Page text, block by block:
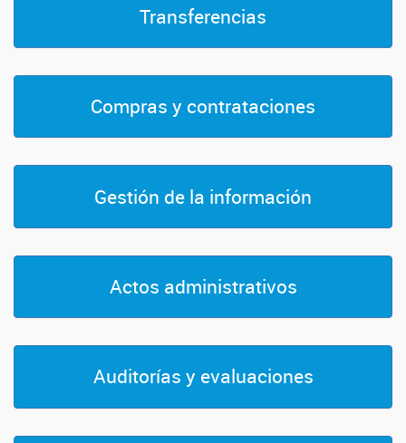
Transferencias
Compras y contrataciones
Gestión de la información
Actos administrativos
Auditorías y evaluaciones